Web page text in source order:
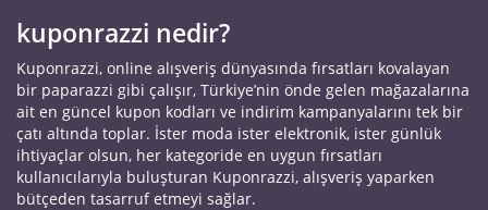
kuponrazzi nedir?
Kuponrazzi, online alışveriş dünyasında fırsatları kovalayan
bir paparazzi gibi çalışır, Türkiye’nin önde gelen mağazalarına
ait en güncel kupon kodları ve indirim kampanyalarını tek bir
çatı altında toplar. İster moda ister elektronik, ister günlük
ihtiyaçlar olsun, her kategoride en uygun fırsatları
kullanıcılarıyla buluşturan Kuponrazzi, alışveriş yaparken
bütçeden tasarruf etmeyi sağlar.